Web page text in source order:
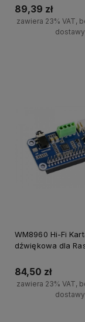
89,39 zł
zawiera 23% VAT,
dostawy
WM8960 Hi-Fi
dźwiękowa dla
84,50 zł
zawiera 23% VAT,
dostawy